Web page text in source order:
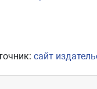
сайт